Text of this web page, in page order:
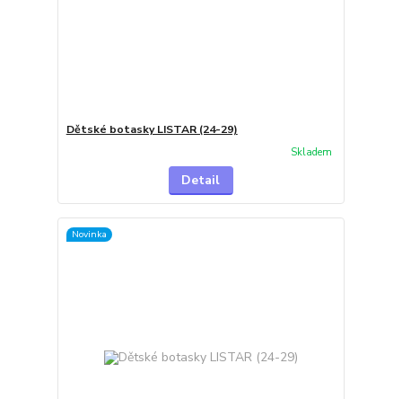
Dětské botasky LISTAR (24-29)
Skladem
Detail
Novinka